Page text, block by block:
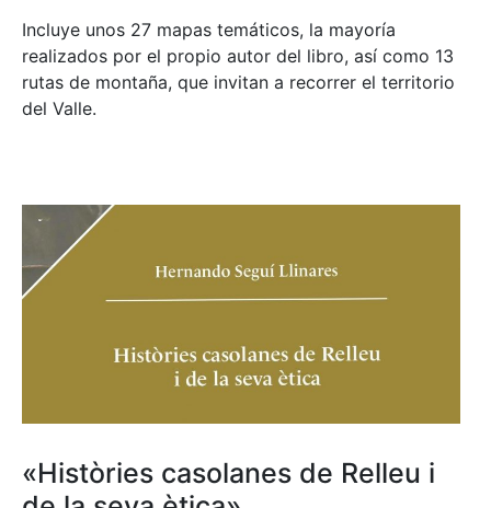
Incluye unos 27 mapas temáticos, la mayoría
realizados por el propio autor del libro, así como 13
rutas de montaña, que invitan a recorrer el territorio
del Valle.
«Històries casolanes de Relleu i